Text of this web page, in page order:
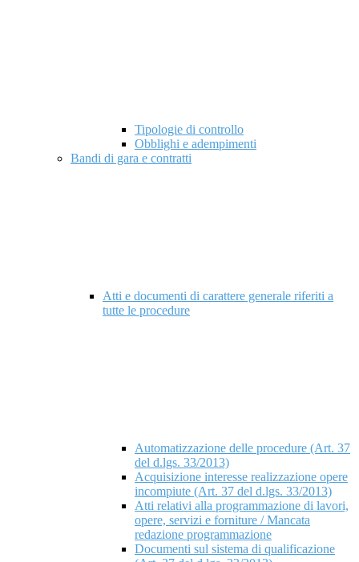
Tipologie di controllo
Obblighi e adempimenti
Bandi di gara e contratti
Atti e documenti di carattere generale riferiti a
tutte le procedure
Automatizzazione delle procedure (Art. 37
del d.lgs. 33/2013)
Acquisizione interesse realizzazione opere
incompiute (Art. 37 del d.lgs. 33/2013)
Atti relativi alla programmazione di lavori,
opere, servizi e forniture / Mancata
redazione programmazione
Documenti sul sistema di qualificazione